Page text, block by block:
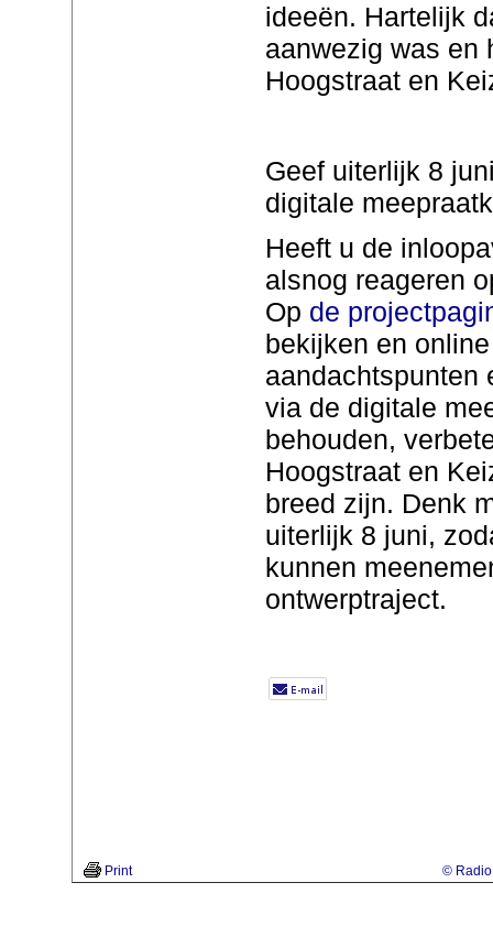
ideeën. Hartelijk
aanwezig was en
Hoogstraat en
Geef uiterlijk 8
digitale
Heeft u de
alsnog reageren
Op de
bekijken en
aandachtspunten
via de digitale
behouden,
Hoogstraat en
breed zijn. Denk
uiterlijk 8 juni,
kunnen
ontwerptraject.
Print © Radio